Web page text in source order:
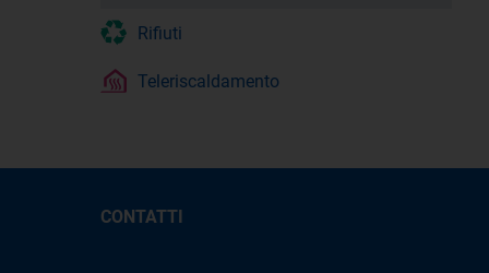
Rifiuti
Teleriscaldamento
CONTATTI